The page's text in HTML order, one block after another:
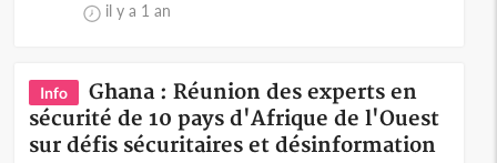
il y a 1 an
Info
Ghana : Réunion des experts en
sécurité de 10 pays d'Afrique de l'Ouest
sur défis sécuritaires et désinformation